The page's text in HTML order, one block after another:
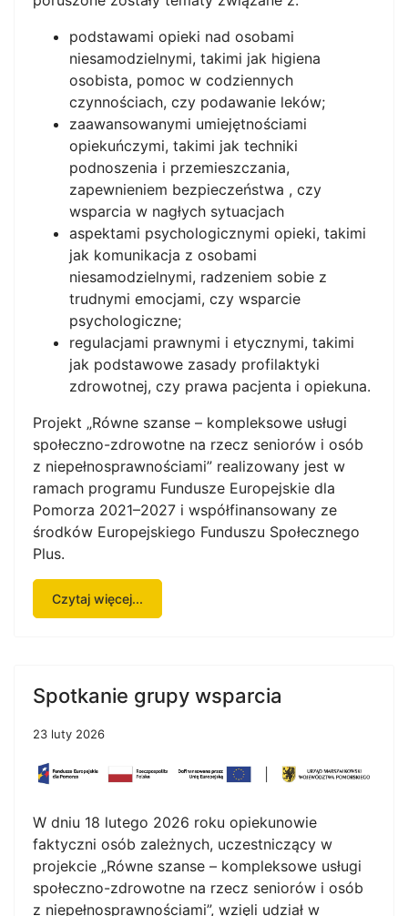
podstawami opieki nad osobami
niesamodzielnymi, takimi jak higiena
osobista, pomoc w codziennych
czynnościach, czy podawanie leków;
zaawansowanymi umiejętnościami
opiekuńczymi, takimi jak techniki
podnoszenia i przemieszczania,
zapewnieniem bezpieczeństwa , czy
wsparcia w nagłych sytuacjach
aspektami psychologicznymi opieki, takimi
jak komunikacja z osobami
niesamodzielnymi, radzeniem sobie z
trudnymi emocjami, czy wsparcie
psychologiczne;
regulacjami prawnymi i etycznymi, takimi
jak podstawowe zasady profilaktyki
zdrowotnej, czy prawa pacjenta i opiekuna.
Projekt „Równe szanse – kompleksowe usługi
społeczno-zdrowotne na rzecz seniorów i osób
z niepełnosprawnościami” realizowany jest w
ramach programu Fundusze Europejskie dla
Pomorza 2021–2027 i współfinansowany ze
środków Europejskiego Funduszu Społecznego
Plus.
Czytaj więcej...
Spotkanie grupy wsparcia
23 luty 2026
W dniu 18 lutego 2026 roku opiekunowie
faktyczni osób zależnych, uczestniczący w
projekcie „Równe szanse – kompleksowe usługi
społeczno-zdrowotne na rzecz seniorów i osób
z niepełnosprawnościami”, wzięli udział w